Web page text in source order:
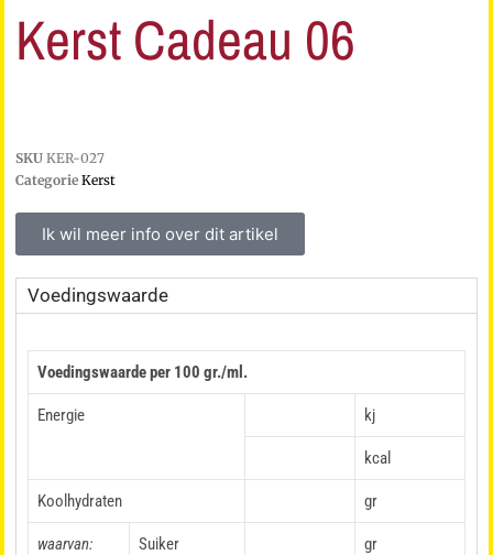
Kerst Cadeau 06
SKU KER-027
Categorie Kerst
Ik wil meer info over dit artikel
Voedingswaarde
Voedingswaarde per 100 gr./ml.
Energie kj
kcal
Koolhydraten gr
waarvan: Suiker gr